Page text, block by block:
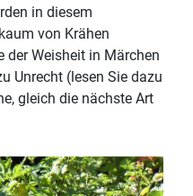
in diesem
von Krähen
der Weisheit in Märchen
Unrecht (lesen Sie dazu
gleich die nächste Art